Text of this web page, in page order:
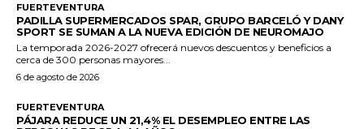
FUERTEVENTURA
PADILLA SUPERMERCADOS SPAR, GRUPO BARCELÓ Y DANY
SPORT SE SUMAN A LA NUEVA EDICIÓN DE NEUROMAJO
La temporada 2026-2027 ofrecerá nuevos descuentos y beneficios a
cerca de 300 personas mayores...
6 de agosto de 2026
FUERTEVENTURA
PÁJARA REDUCE UN 21,4% EL DESEMPLEO ENTRE LAS